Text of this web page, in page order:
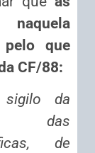
pelo que
CF/88:
da
e das
de